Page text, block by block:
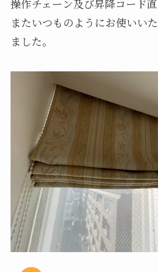
操作チェーン及び昇降コード直
またいつものようにお使いい
ました。